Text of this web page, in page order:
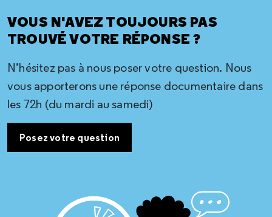
VOUS N'AVEZ TOUJOURS PAS
TROUVÉ VOTRE RÉPONSE ?
N’hésitez pas à nous poser votre question. Nous
vous apporterons une réponse documentaire dans
les 72h (du mardi au samedi)
Posez votre question